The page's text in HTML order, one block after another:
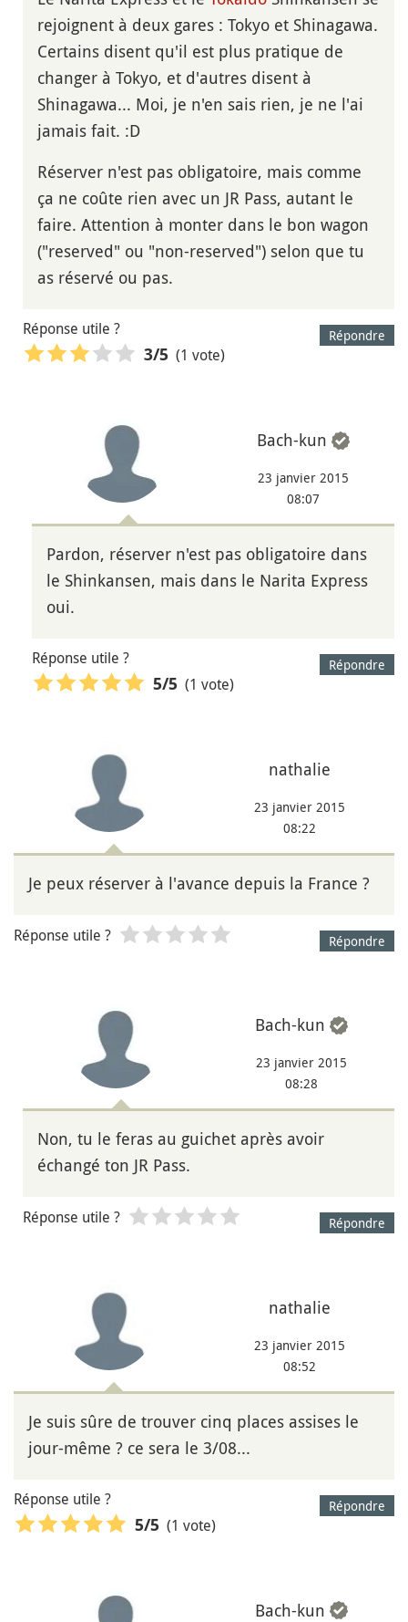
rejoignent à deux gares : Tokyo et Shinagawa.
Certains disent qu'il est plus pratique de
changer à Tokyo, et d'autres disent à
Shinagawa... Moi, je n'en sais rien, je ne l'ai
jamais fait. :D
Réserver n'est pas obligatoire, mais comme
ça ne coûte rien avec un JR Pass, autant le
faire. Attention à monter dans le bon wagon
("reserved" ou "non-reserved") selon que tu
as réservé ou pas.
Répondre
Réponse utile ?
3/5 (1 vote)
Bach-kun
23 janvier 2015
08:07
Pardon, réserver n'est pas obligatoire dans
le Shinkansen, mais dans le Narita Express
oui.
Répondre
Réponse utile ?
5/5 (1 vote)
nathalie
23 janvier 2015
08:22
Je peux réserver à l'avance depuis la France ?
Répondre
Réponse utile ?
Bach-kun
23 janvier 2015
08:28
Non, tu le feras au guichet après avoir
échangé ton JR Pass.
Répondre
Réponse utile ?
nathalie
23 janvier 2015
08:52
Je suis sûre de trouver cinq places assises le
jour-même ? ce sera le 3/08...
Répondre
Réponse utile ?
5/5 (1 vote)
Bach-kun